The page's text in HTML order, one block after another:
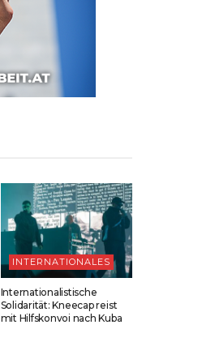
INTERNATIONALES
Internationalistische
Solidarität: Kneecap reist
mit Hilfskonvoi nach Kuba